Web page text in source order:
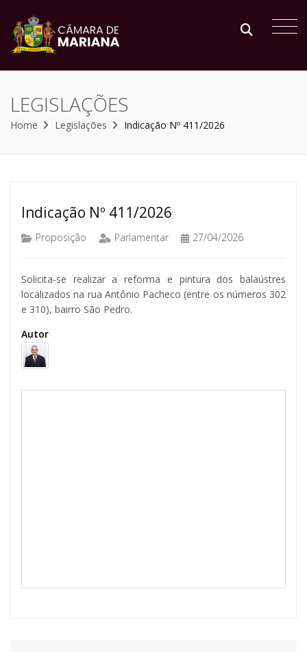
LEGISLAÇÕES
Home Legislações Indicação Nº 411/2026
Indicação Nº 411/2026
Proposição Parlamentar 27/04/2026
Solicita-se realizar a reforma e pintura dos balaústres
localizados na rua Antônio Pacheco (entre os números 302
e 310), bairro São Pedro.
Autor